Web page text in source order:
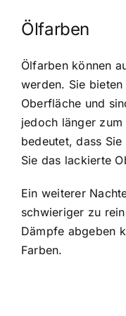
Ölfarben
Ölfarben können
werden. Sie
Oberfläche und
jedoch länger
bedeutet, dass
Sie das lackierte
Ein weiterer
schwieriger zu
Dämpfe abgeben
Farben.